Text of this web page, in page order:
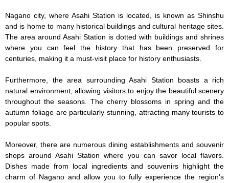
Nagano city, where Asahi Station is located, is known as Shinshu
and is home to many historical buildings and cultural heritage sites.
The area around Asahi Station is dotted with buildings and shrines
where you can feel the history that has been preserved for
centuries, making it a must-visit place for history enthusiasts.
Furthermore, the area surrounding Asahi Station boasts a rich
natural environment, allowing visitors to enjoy the beautiful scenery
throughout the seasons. The cherry blossoms in spring and the
autumn foliage are particularly stunning, attracting many tourists to
popular spots.
Moreover, there are numerous dining establishments and souvenir
shops around Asahi Station where you can savor local flavors.
Dishes made from local ingredients and souvenirs highlight the
charm of Nagano and allow you to fully experience the region's